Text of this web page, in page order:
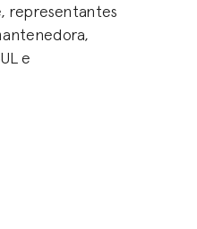
representantes
e